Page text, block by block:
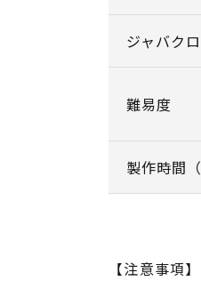
ジャバク
難易度
製作時間（
【注意事項】